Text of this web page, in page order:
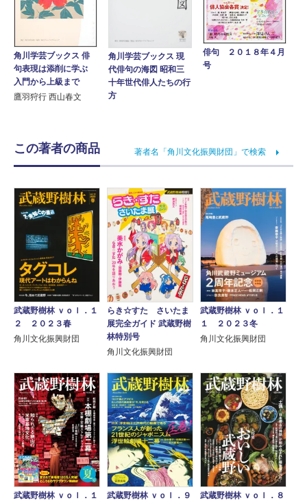
角川学芸ブックス 俳
句表現は添削に学ぶ
入門から上級まで
鷹羽狩行 西山春文
角川学芸ブックス 現
代俳句の海図 昭和三
十年世代俳人たちの行
方
俳句 ２０１８年４月
号
この著者の商品 著者名「角川文化振興財団」で検索
武蔵野樹林 ｖｏｌ．１
２ ２０２３春
角川文化振興財団
らき☆すた さいたま
展完全ガイド 武蔵野樹
林特別号
角川文化振興財団
武蔵野樹林 ｖｏｌ．１
１ ２０２３冬
角川文化振興財団
武蔵野樹林 ｖｏｌ．１
武蔵野樹林 ｖｏｌ．９
武蔵野樹林 ｖｏｌ．８